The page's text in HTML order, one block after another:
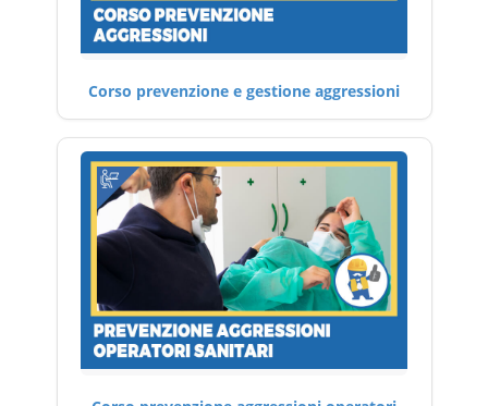
Corso prevenzione e gestione aggressioni